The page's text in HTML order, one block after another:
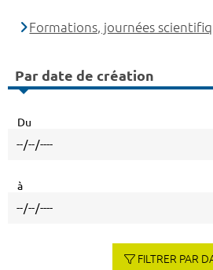
Formations, journées
Par date de création
Du
à
FILTRER PAR